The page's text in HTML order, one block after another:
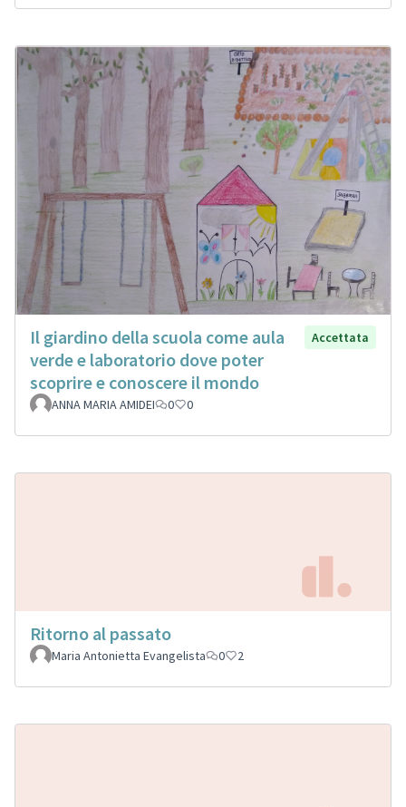
Il giardino della scuola come aula
verde e laboratorio dove poter
scoprire e conoscere il mondo
Accettata
ANNA MARIA AMIDEI 0 0
Ritorno al passato
Maria Antonietta Evangelista 0 2